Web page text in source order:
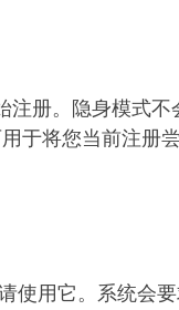
注册。隐身模式不
于将您当前注册
使用它。系统会